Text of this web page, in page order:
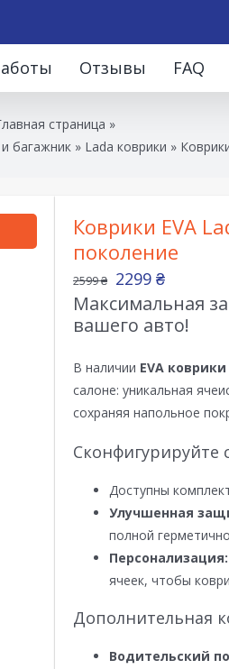
Отзывы FAQ
страница »
багажник » Lada коврики »
Коврики EVA
поколение
2599₴ 2299 ₴
Максимальная
вашего авто!
В наличии EVA коврики
салоне: уникальная
сохраняя напольное
Сконфигурируйте
Доступны
Улучшенная
полной
Персонализация:
ячеек, чтобы
Дополнительная
Водительский